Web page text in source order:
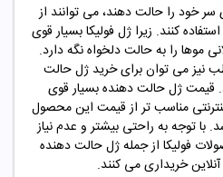
خود را حالت دهند، می توانند از
کنند. زیرا ژل فولیکا بسیار قوی
موها را به حالت دلخواه نگه دارد.
نیز می توان برای خرید ژل حالت
قیمت ژل حالت دهنده بسیار قوی
مناسب تر از قیمت این محصول
توجه به راحتی بیشتر و عدم نیاز
فولیکا از جمله ژل حالت دهنده
خریداری می کنند.